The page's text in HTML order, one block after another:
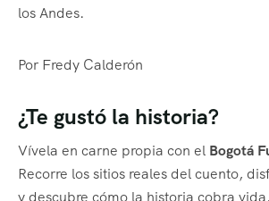
los Andes.
Por Fredy Calderón
¿Te gustó la historia?
Vívela en carne propia con el Bogotá
Recorre los sitios reales del cuento,
y descubre cómo la historia cobra vida.